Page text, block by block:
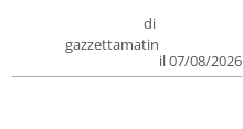
di
gazzettamatin
il 07/08/2026